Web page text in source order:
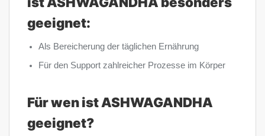
geeignet:
Als Bereicherung der täglichen Ernährung
Für den Support zahlreicher Prozesse im Körper
Für wen ist ASHWAGANDHA
geeignet?